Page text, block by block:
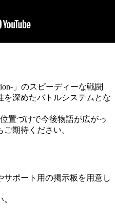
」のスピーディーな戦闘
を深めたバトルシステムとな
置づけで今後物語が広がっ
期待ください。
ポート用の掲示板を用意し